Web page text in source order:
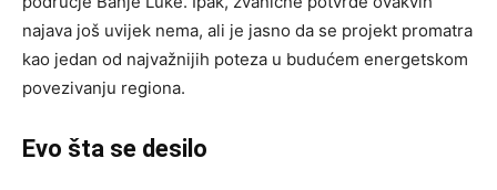
najava još uvijek nema, ali je jasno da se projekt promatra
kao jedan od najvažnijih poteza u budućem energetskom
povezivanju regiona.
Evo šta se desilo